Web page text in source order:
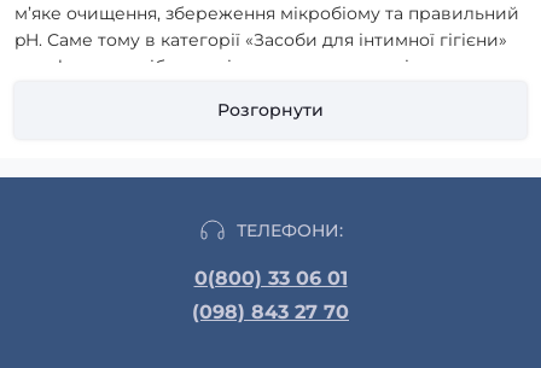
м’яке очищення, збереження мікробіому та правильний
pH. Саме тому в категорії «Засоби для інтимної гігієни»
на saleway ми зібрали рішення лише перевірених
зайвих «чудо-обіцянок» — тільки зрозумілі формули й
— ваша шкіра любить персональний підхід.
Що ви знайдете у цій категорії saleway
Розгорнути
ТЕЛЕФОНИ:
0(800) 33 06 01
(098) 843 27 70